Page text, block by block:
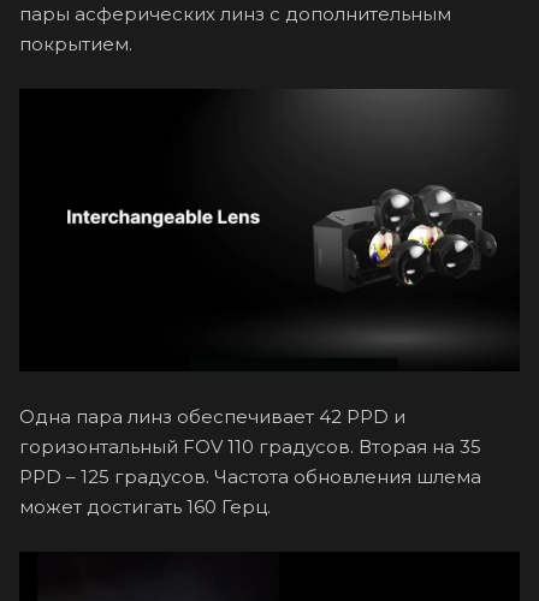
пары асферических линз с дополнительным
покрытием.
Одна пара линз обеспечивает 42 PPD и
горизонтальный FOV 110 градусов. Вторая на 35
PPD – 125 градусов. Частота обновления шлема
может достигать 160 Герц.